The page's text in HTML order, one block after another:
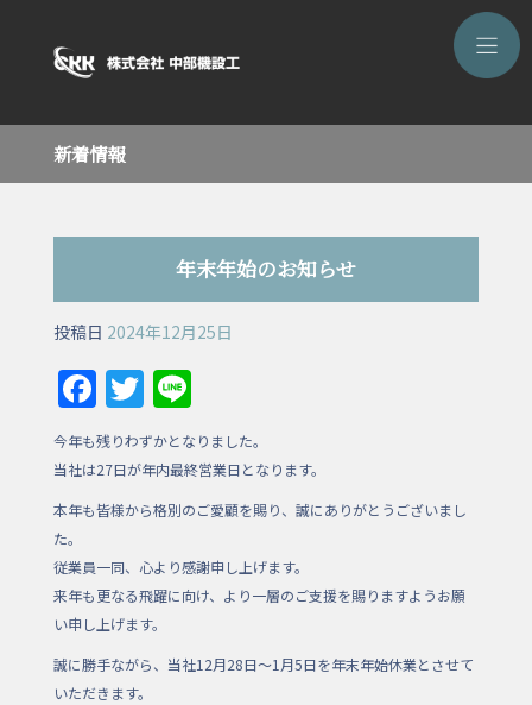
新着情報
年末年始のお知らせ
投稿日 2024年12月25日
F
a
c
e
o
o
k
T
w
itt
er
Li
n
e
今年も残りわずかとなりました。
当社は27日が年内最終営業日となります。
本年も皆様から格別のご愛顧を賜り、誠にありがとうございまし
た。
従業員一同、心より感謝申し上げます。
来年も更なる飛躍に向け、より一層のご支援を賜りますようお願
い申し上げます。
誠に勝手ながら、当社12月28日～1月5日を年末年始休業とさせて
いただきます。